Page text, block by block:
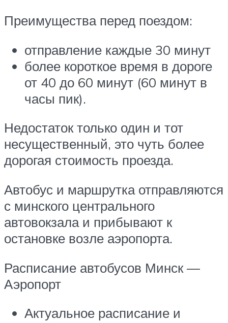
Преимущества перед поездом:
отправление каждые 30 минут
более короткое время в дороге
от 40 до 60 минут (60 минут в
часы пик).
Недостаток только один и тот
несущественный, это чуть более
дорогая стоимость проезда.
Автобус и маршрутка отправляются
с минского центрального
автовокзала и прибывают к
остановке возле аэропорта.
Расписание автобусов Минск —
Аэропорт
Актуальное расписание и